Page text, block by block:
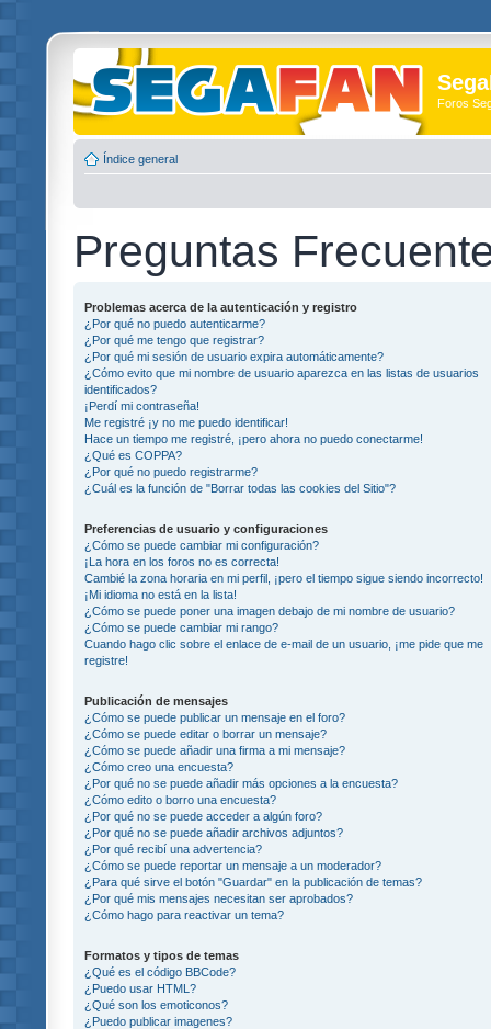
Foros
Índice general
Preguntas
Problemas acerca de la autenticación y registro
¿Por qué no puedo autenticarme?
¿Por qué me tengo que registrar?
¿Por qué mi sesión de usuario expira automáticamente?
¿Cómo evito que mi nombre de usuario aparezca en las listas de usuarios
identificados?
¡Perdí mi contraseña!
Me registré ¡y no me puedo identificar!
Hace un tiempo me registré, ¡pero ahora no puedo conectarme!
¿Qué es COPPA?
¿Por qué no puedo registrarme?
¿Cuál es la función de "Borrar todas las cookies del Sitio"?
Preferencias de usuario y configuraciones
¿Cómo se puede cambiar mi configuración?
¡La hora en los foros no es correcta!
Cambié la zona horaria en mi perfil, ¡pero el tiempo sigue siendo incorrecto!
¡Mi idioma no está en la lista!
¿Cómo se puede poner una imagen debajo de mi nombre de usuario?
¿Cómo se puede cambiar mi rango?
Cuando hago clic sobre el enlace de e-mail de un usuario, ¡me pide que me
registre!
Publicación de mensajes
¿Cómo se puede publicar un mensaje en el foro?
¿Cómo se puede editar o borrar un mensaje?
¿Cómo se puede añadir una firma a mi mensaje?
¿Cómo creo una encuesta?
¿Por qué no se puede añadir más opciones a la encuesta?
¿Cómo edito o borro una encuesta?
¿Por qué no se puede acceder a algún foro?
¿Por qué no se puede añadir archivos adjuntos?
¿Por qué recibí una advertencia?
¿Cómo se puede reportar un mensaje a un moderador?
¿Para qué sirve el botón "Guardar" en la publicación de temas?
¿Por qué mis mensajes necesitan ser aprobados?
¿Cómo hago para reactivar un tema?
Formatos y tipos de temas
¿Qué es el código BBCode?
¿Puedo usar HTML?
¿Qué son los emoticonos?
¿Puedo publicar imagenes?